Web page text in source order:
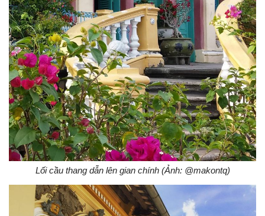
Lối cầu thang dẫn lên gian chính (Ảnh: @makontq)